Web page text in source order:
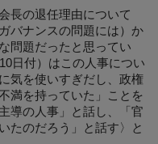
長の退任理由について
バナンスの問題には）か
問題だったと思ってい
日付）はこの人事につい
気を使いすぎだし、政権
満を持っていた」ことを
導の人事」と話し、「官
たのだろう」と話す〉と